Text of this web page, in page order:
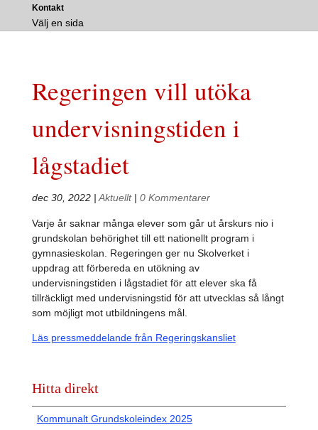
Kontakt
Välj en sida
Regeringen vill utöka
undervisningstiden i
lågstadiet
dec 30, 2022| Aktuellt| 0 Kommentarer
Varje år saknar många elever som går ut årskurs nio i
grundskolan behörighet till ett nationellt program i
gymnasieskolan. Regeringen ger nu Skolverket i
uppdrag att förbereda en utökning av
undervisningstiden i lågstadiet för att elever ska få
tillräckligt med undervisningstid för att utvecklas så långt
som möjligt mot utbildningens mål.
Läs pressmeddelande från Regeringskansliet
Hitta direkt
Kommunalt Grundskoleindex 2025